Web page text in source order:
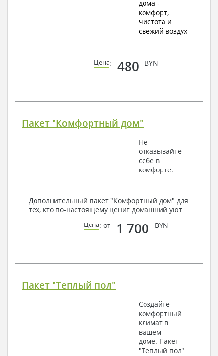
дома -
комфорт,
чистота и
свежий воздух
Цена: 480 BYN
Пакет "Комфортный дом"
Не
отказывайте
себе в
комфорте.
Дополнительный пакет "Комфортный дом" для
тех, кто по-настоящему ценит домашний уют
Цена: от 1 700 BYN
Пакет "Теплый пол"
Создайте
комфортный
климат в
вашем
доме. Пакет
"Теплый пол"